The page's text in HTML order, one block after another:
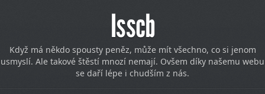
Isscb
Když má někdo spousty peněz, může mít všechno, co si jenom
usmyslí. Ale takové štěstí mnozí nemají. Ovšem díky našemu webu
se daří lépe i chudším z nás.